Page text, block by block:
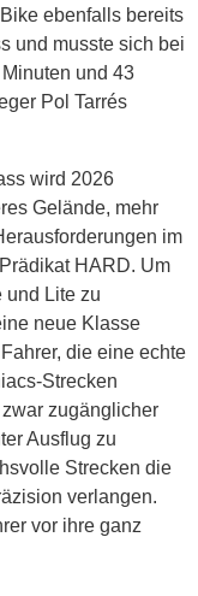
ebenfalls bereits
und musste sich bei
und 43
Pol Tarrés
wird 2026
Gelände, mehr
im
HARD. Um
und Lite zu
neue Klasse
die eine echte
Strecken
zugänglicher
Ausflug zu
Strecken die
verlangen.
vor ihre ganz